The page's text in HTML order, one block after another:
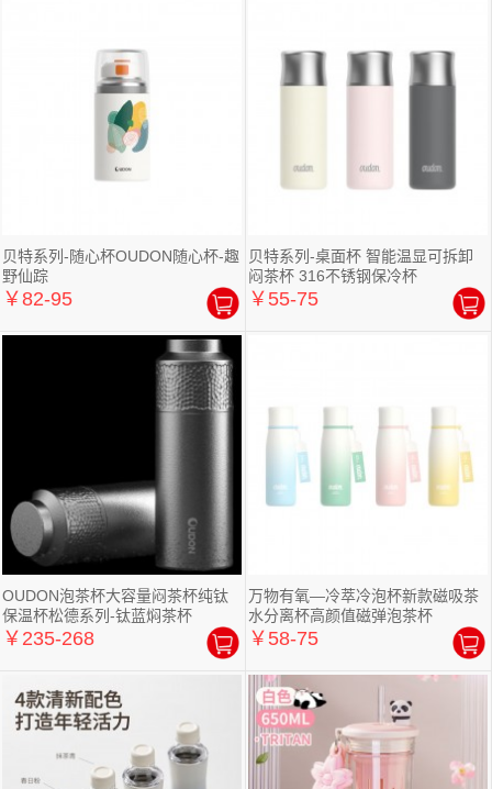
贝特系列-随心杯OUDON随心杯-趣
野仙踪
￥82-95
贝特系列-桌面杯 智能温显可拆卸
闷茶杯 316不锈钢保冷杯
￥55-75
OUDON泡茶杯大容量闷茶杯纯钛
保温杯松德系列-钛蓝焖茶杯
￥235-268
万物有氧—冷萃冷泡杯新款磁吸茶
水分离杯高颜值磁弹泡茶杯
￥58-75